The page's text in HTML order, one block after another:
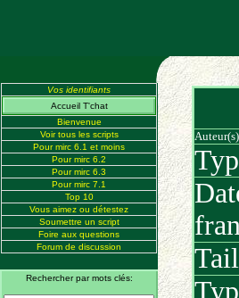
Vos identifiants
Accueil T'chat
Bienvenue
Voir tous les scripts
Pour mirc 6.1 et moins
Pour mirc 6.2
Pour mirc 6.3
Pour mirc 7.1
Top 10
Vous aimez ou détestez
Soumettre un script
Foire aux questions
Forum de discussion
Rechercher par mots clés: